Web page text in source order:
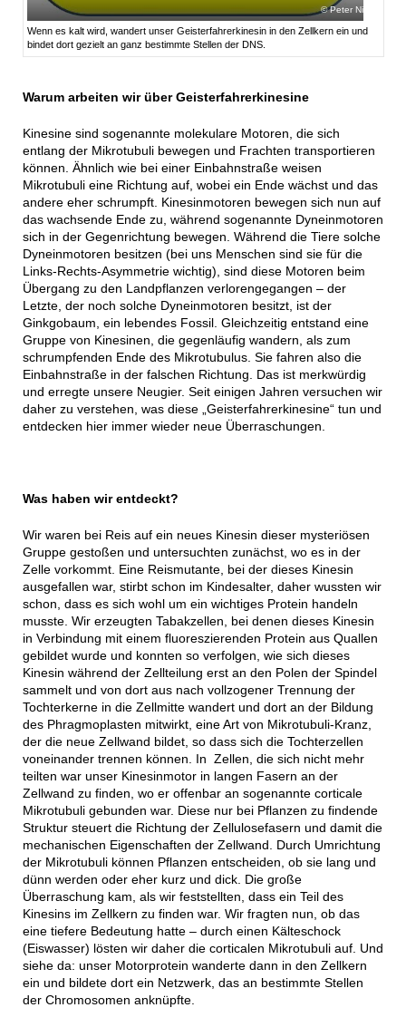
Peter Nick
Wenn es kalt wird, wandert unser Geisterfahrerkinesin in den Zellkern ein und
bindet dort gezielt an ganz bestimmte Stellen der DNS.
Warum arbeiten wir über Geisterfahrerkinesine
Kinesine sind sogenannte molekulare Motoren, die sich
entlang der Mikrotubuli bewegen und Frachten transportieren
können. Ähnlich wie bei einer Einbahnstraße weisen
Mikrotubuli eine Richtung auf, wobei ein Ende wächst und das
andere eher schrumpft. Kinesinmotoren bewegen sich nun auf
das wachsende Ende zu, während sogenannte Dyneinmotoren
sich in der Gegenrichtung bewegen. Während die Tiere solche
Dyneinmotoren besitzen (bei uns Menschen sind sie für die
Links-Rechts-Asymmetrie wichtig), sind diese Motoren beim
Übergang zu den Landpflanzen verlorengegangen – der
Letzte, der noch solche Dyneinmotoren besitzt, ist der
Ginkgobaum, ein lebendes Fossil. Gleichzeitig entstand eine
Gruppe von Kinesinen, die gegenläufig wandern, als zum
schrumpfenden Ende des Mikrotubulus. Sie fahren also die
Einbahnstraße in der falschen Richtung. Das ist merkwürdig
und erregte unsere Neugier. Seit einigen Jahren versuchen wir
daher zu verstehen, was diese „Geisterfahrerkinesine“ tun und
entdecken hier immer wieder neue Überraschungen.
Was haben wir entdeckt?
Wir waren bei Reis auf ein neues Kinesin dieser mysteriösen
Gruppe gestoßen und untersuchten zunächst, wo es in der
Zelle vorkommt. Eine Reismutante, bei der dieses Kinesin
ausgefallen war, stirbt schon im Kindesalter, daher wussten wir
schon, dass es sich wohl um ein wichtiges Protein handeln
musste. Wir erzeugten Tabakzellen, bei denen dieses Kinesin
in Verbindung mit einem fluoreszierenden Protein aus Quallen
gebildet wurde und konnten so verfolgen, wie sich dieses
Kinesin während der Zellteilung erst an den Polen der Spindel
sammelt und von dort aus nach vollzogener Trennung der
Tochterkerne in die Zellmitte wandert und dort an der Bildung
des Phragmoplasten mitwirkt, eine Art von Mikrotubuli-Kranz,
der die neue Zellwand bildet, so dass sich die Tochterzellen
voneinander trennen können. In Zellen, die sich nicht mehr
teilten war unser Kinesinmotor in langen Fasern an der
Zellwand zu finden, wo er offenbar an sogenannte corticale
Mikrotubuli gebunden war. Diese nur bei Pflanzen zu findende
Struktur steuert die Richtung der Zellulosefasern und damit die
mechanischen Eigenschaften der Zellwand. Durch Umrichtung
der Mikrotubuli können Pflanzen entscheiden, ob sie lang und
dünn werden oder eher kurz und dick. Die große
Überraschung kam, als wir feststellten, dass ein Teil des
Kinesins im Zellkern zu finden war. Wir fragten nun, ob das
eine tiefere Bedeutung hatte – durch einen Kälteschock
(Eiswasser) lösten wir daher die corticalen Mikrotubuli auf. Und
siehe da: unser Motorprotein wanderte dann in den Zellkern
ein und bildete dort ein Netzwerk, das an bestimmte Stellen
der Chromosomen anknüpfte.